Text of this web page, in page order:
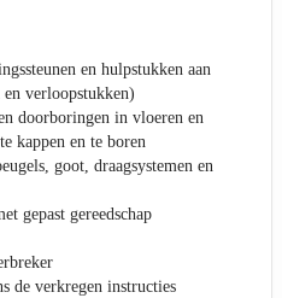
en hulpstukken aan
verloopstukken)
doorboringen in vloeren en
kappen en te boren
goot, draagsystemen en
gepast gereedschap
de verkregen instructies